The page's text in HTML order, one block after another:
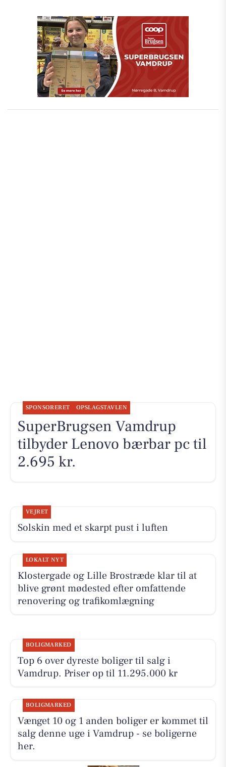
SPONSORERET OPSLAGSTAVLEN
SuperBrugsen Vamdrup
tilbyder Lenovo bærbar pc til
2.695 kr.
VEJRET
Solskin med et skarpt pust i luften
LOKALT NYT
Klostergade og Lille Brostræde klar til at
blive grønt mødested efter omfattende
renovering og trafikomlægning
BOLIGMARKED
Top 6 over dyreste boliger til salg i
Vamdrup. Priser op til 11.295.000 kr
BOLIGMARKED
Vænget 10 og 1 anden boliger er kommet til
salg denne uge i Vamdrup - se boligerne
her.